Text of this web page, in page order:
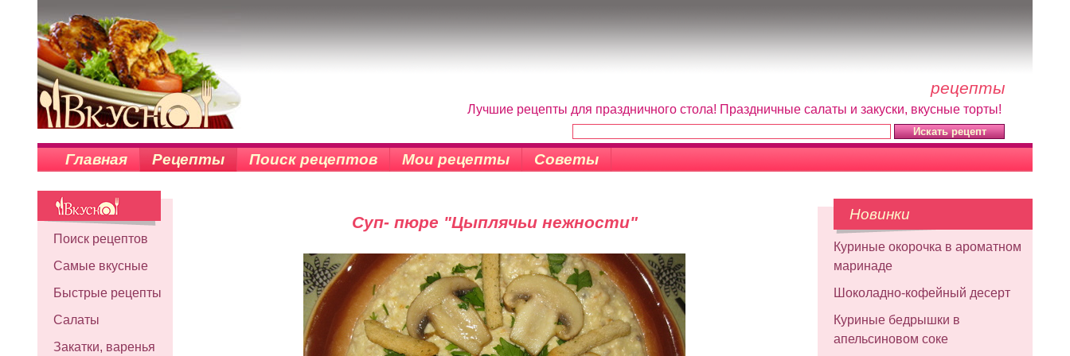
рецепты
Лучшие рецепты для праздничного стола! Праздничные салаты и закуски, вкусные торты!
Главная Рецепты Поиск рецептов Мои рецепты Советы
Поиск рецептов
Самые вкусные
Быстрые рецепты
Салаты
Закатки, варенья
Суп- пюре "Цыплячьи нежности" Новинки
Куриные окорочка в ароматном
маринаде
Шоколадно-кофейный десерт
Куриные бедрышки в
апельсиновом соке